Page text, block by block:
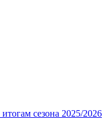
сезона 2025/2026